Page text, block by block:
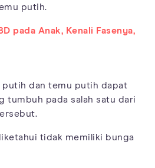
putih.
pada Anak, Kenali Fasenya,
dan temu putih dapat
tumbuh pada salah satu dari
tidak memiliki bunga